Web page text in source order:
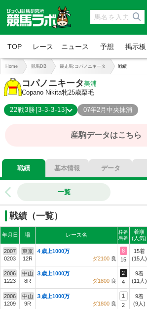
TOP レース ニュース 予想 掲示板
Home 競馬DB 競走馬:コパノニキータ 戦績
コパノニキータ美浦
Copano Nikita牝25歳栗毛
22戦3勝[3-3-3-13]
07年2月中央抹消
複勝
産駒データはこちら
戦績 基本情報 データ
一覧
戦績（一覧）
年月日 場 レース名
枠番
馬番
着順
(人気)
2007
0203
東京
12R
４歳上1000万
ダ2100 良
8
15
15着
(15人)
2006
1223
中山
8R
３歳上1000万
ダ1800 良
2
4
9着
(11人)
2006
1209
中山
9R
３歳上1000万
ダ1800 良
1
2
9着
(9人)